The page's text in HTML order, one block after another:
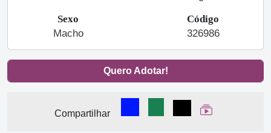
Sexo
Macho
Código
326986
Quero Adotar!
Compartilhar
Compartilhar no Facebook
Compartilhar no
Compartilhar
Ver Web Story